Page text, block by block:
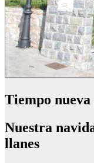
Tiempo nueva
Nuestra
llanes